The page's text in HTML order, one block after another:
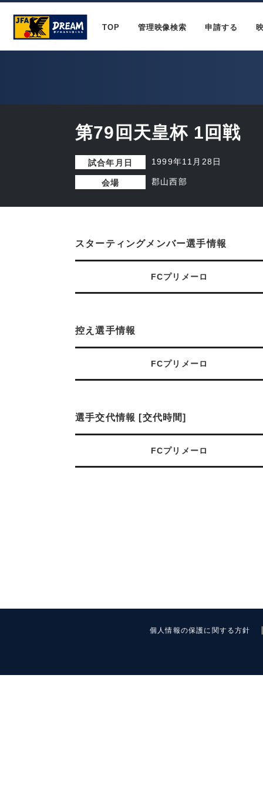
TOP 管理映像検索 申請する
第79回天皇杯 1回戦
試合年月日 1999年11月28日
会場 郡山西部
スターティングメンバー選手情報
FCプリメーロ
控え選手情報
FCプリメーロ
選手交代情報 [交代時間]
FCプリメーロ
個人情報の保護に関する方針